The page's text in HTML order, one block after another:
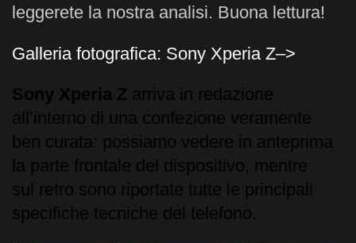
leggerete la nostra analisi. Buona lettura!
Galleria fotografica: Sony Xperia Z–>
Sony Xperia Z arriva in redazione
all’interno di una confezione veramente
ben curata: possiamo vedere in anteprima
la parte frontale del dispositivo, mentre
sul retro sono riportate tutte le principali
specifiche tecniche del telefono.